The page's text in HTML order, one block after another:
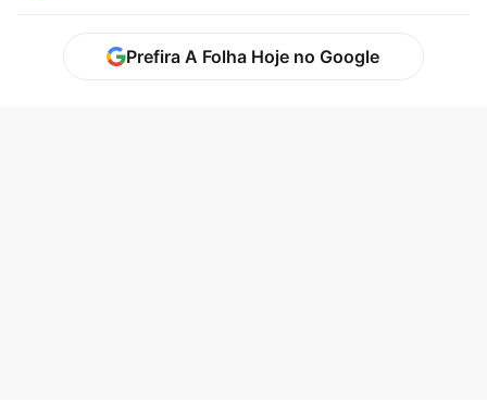
Prefira A Folha Hoje no Google